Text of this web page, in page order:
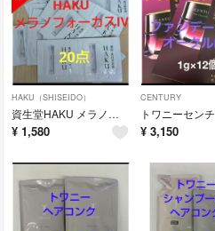
HAKU（SHISEIDO）
資生堂HAKU メラノフォーカスIVハク美白美容液 20点
¥ 1,580
CENTURY
¥ 3,150